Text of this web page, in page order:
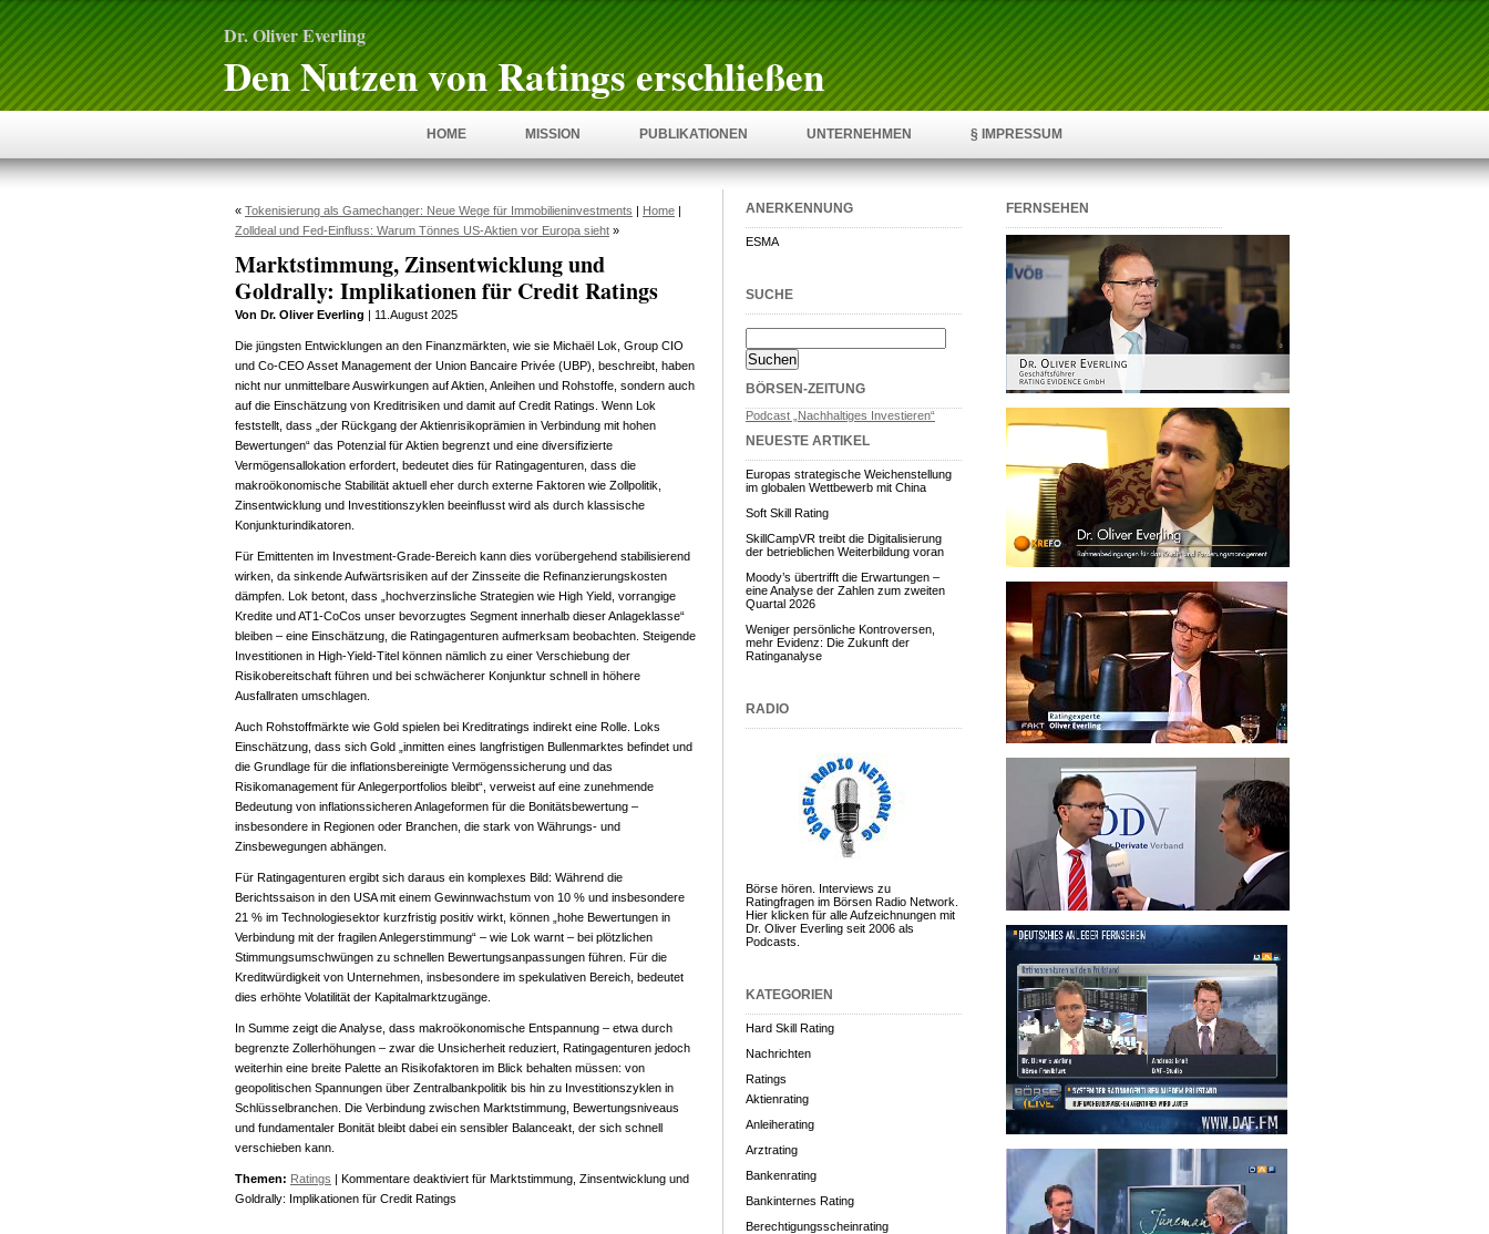
Dr. Oliver Everling
Den Nutzen von Ratings erschließen
HOME MISSION PUBLIKATIONEN UNTERNEHMEN § IMPRESSUM
« Tokenisierung als Gamechanger: Neue Wege für Immobilieninvestments | Home |
Zolldeal und Fed-Einfluss: Warum Tönnes US-Aktien vor Europa sieht »
Marktstimmung, Zinsentwicklung und
Goldrally: Implikationen für Credit Ratings
Von Dr. Oliver Everling | 11.August 2025
Die jüngsten Entwicklungen an den Finanzmärkten, wie sie Michaël Lok, Group CIO
und Co-CEO Asset Management der Union Bancaire Privée (UBP), beschreibt, haben
nicht nur unmittelbare Auswirkungen auf Aktien, Anleihen und Rohstoffe, sondern auch
auf die Einschätzung von Kreditrisiken und damit auf Credit Ratings. Wenn Lok
feststellt, dass „der Rückgang der Aktienrisikoprämien in Verbindung mit hohen
Bewertungen“ das Potenzial für Aktien begrenzt und eine diversifizierte
Vermögensallokation erfordert, bedeutet dies für Ratingagenturen, dass die
makroökonomische Stabilität aktuell eher durch externe Faktoren wie Zollpolitik,
Zinsentwicklung und Investitionszyklen beeinflusst wird als durch klassische
Konjunkturindikatoren.
Für Emittenten im Investment-Grade-Bereich kann dies vorübergehend stabilisierend
wirken, da sinkende Aufwärtsrisiken auf der Zinsseite die Refinanzierungskosten
dämpfen. Lok betont, dass „hochverzinsliche Strategien wie High Yield, vorrangige
Kredite und AT1-CoCos unser bevorzugtes Segment innerhalb dieser Anlageklasse“
bleiben – eine Einschätzung, die Ratingagenturen aufmerksam beobachten. Steigende
Investitionen in High-Yield-Titel können nämlich zu einer Verschiebung der
Risikobereitschaft führen und bei schwächerer Konjunktur schnell in höhere
Ausfallraten umschlagen.
Auch Rohstoffmärkte wie Gold spielen bei Kreditratings indirekt eine Rolle. Loks
Einschätzung, dass sich Gold „inmitten eines langfristigen Bullenmarktes befindet und
die Grundlage für die inflationsbereinigte Vermögenssicherung und das
Risikomanagement für Anlegerportfolios bleibt“, verweist auf eine zunehmende
Bedeutung von inflationssicheren Anlageformen für die Bonitätsbewertung –
insbesondere in Regionen oder Branchen, die stark von Währungs- und
Zinsbewegungen abhängen.
Für Ratingagenturen ergibt sich daraus ein komplexes Bild: Während die
Berichtssaison in den USA mit einem Gewinnwachstum von 10 % und insbesondere
21 % im Technologiesektor kurzfristig positiv wirkt, können „hohe Bewertungen in
Verbindung mit der fragilen Anlegerstimmung“ – wie Lok warnt – bei plötzlichen
Stimmungsumschwüngen zu schnellen Bewertungsanpassungen führen. Für die
Kreditwürdigkeit von Unternehmen, insbesondere im spekulativen Bereich, bedeutet
dies erhöhte Volatilität der Kapitalmarktzugänge.
In Summe zeigt die Analyse, dass makroökonomische Entspannung – etwa durch
begrenzte Zollerhöhungen – zwar die Unsicherheit reduziert, Ratingagenturen jedoch
weiterhin eine breite Palette an Risikofaktoren im Blick behalten müssen: von
geopolitischen Spannungen über Zentralbankpolitik bis hin zu Investitionszyklen in
Schlüsselbranchen. Die Verbindung zwischen Marktstimmung, Bewertungsniveaus
und fundamentaler Bonität bleibt dabei ein sensibler Balanceakt, der sich schnell
verschieben kann.
Themen: Ratings | Kommentare deaktiviert für Marktstimmung, Zinsentwicklung und
Goldrally: Implikationen für Credit Ratings
ANERKENNUNG
ESMA
SUCHE
BÖRSEN-ZEITUNG
Podcast „Nachhaltiges Investieren“
NEUESTE ARTIKEL
Europas strategische Weichenstellung
im globalen Wettbewerb mit China
Soft Skill Rating
SkillCampVR treibt die Digitalisierung
der betrieblichen Weiterbildung voran
Moody’s übertrifft die Erwartungen –
eine Analyse der Zahlen zum zweiten
Quartal 2026
Weniger persönliche Kontroversen,
mehr Evidenz: Die Zukunft der
Ratinganalyse
RADIO
Börse hören. Interviews zu
Ratingfragen im Börsen Radio Network.
Hier klicken für alle Aufzeichnungen mit
Dr. Oliver Everling seit 2006 als
Podcasts.
KATEGORIEN
Hard Skill Rating
Nachrichten
Ratings
Aktienrating
Anleiherating
Arztrating
Bankenrating
Bankinternes Rating
Berechtigungsscheinrating
FERNSEHEN